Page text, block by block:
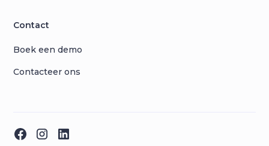
Contact
Boek een demo
Contacteer ons